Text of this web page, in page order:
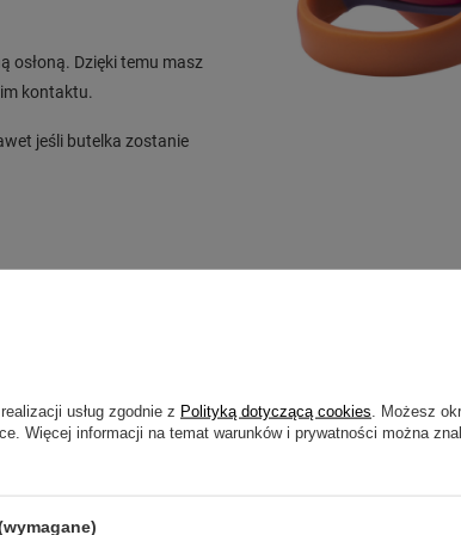
osłoną. Dzięki temu masz
kontaktu.
jeśli butelka zostanie
Tylko jedno
Aby otworzyć butelkę
łatwością, szybko gasząc
usług zgodnie z Polityką dotyczącą cookies . Możesz
Więcej informacji na temat warunków i prywatności można